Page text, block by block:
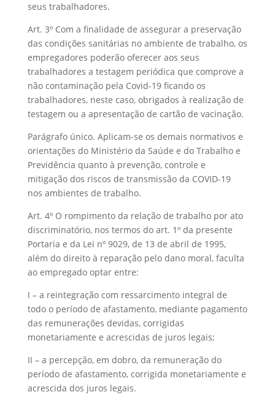
seus trabalhadores.
Art. 3º Com a finalidade de assegurar a preservação
das condições sanitárias no ambiente de trabalho, os
empregadores poderão oferecer aos seus
trabalhadores a testagem periódica que comprove a
não contaminação pela Covid-19 ficando os
trabalhadores, neste caso, obrigados à realização de
testagem ou a apresentação de cartão de vacinação.
Parágrafo único. Aplicam-se os demais normativos e
orientações do Ministério da Saúde e do Trabalho e
Previdência quanto à prevenção, controle e
mitigação dos riscos de transmissão da COVID-19
nos ambientes de trabalho.
Art. 4º O rompimento da relação de trabalho por ato
discriminatório, nos termos do art. 1º da presente
Portaria e da Lei nº 9029, de 13 de abril de 1995,
além do direito à reparação pelo dano moral, faculta
ao empregado optar entre:
I – a reintegração com ressarcimento integral de
todo o período de afastamento, mediante pagamento
das remunerações devidas, corrigidas
monetariamente e acrescidas de juros legais;
II – a percepção, em dobro, da remuneração do
período de afastamento, corrigida monetariamente e
acrescida dos juros legais.